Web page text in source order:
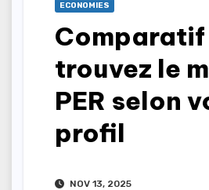
ECONOMIES
trouvez le
PER selon
profil
NOV 13, 2025